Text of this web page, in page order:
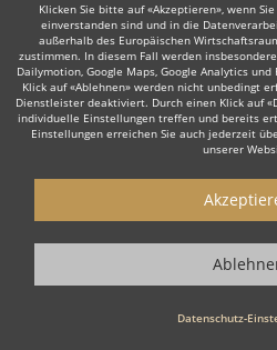
Trompeter Trauerredner
Starten Sie mit dem Button 'Kostenlos
Sie interessanten Moderatoren - also z.
Button finden Sie auf den jeweiligen
Klicken Sie bitte auf «Akzeptieren», wenn
einverstanden sind und in die
außerhalb des Europäischen
zustimmen. In diesem Fall werden
Dailymotion, Google Maps, Google Analytics
Klick auf «Ablehnen» werden nicht unbedingt
Dienstleister deaktiviert. Durch einen Klick auf
individuelle Einstellungen treffen und bereits
Einstellungen erreichen Sie auch jederzeit
unserer
Datenschutz-